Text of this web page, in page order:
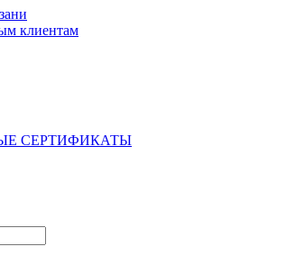
клиентам
СЕРТИФИКАТЫ